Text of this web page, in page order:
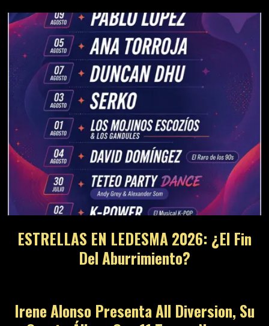
ESTRELLAS EN LEDESMA 2026: ¿El Fin
Del Aburrimiento?
Irene Alonso Presenta All Diversion, Su